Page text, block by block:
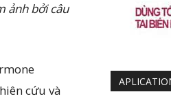
ảnh bởi câu
cứu và